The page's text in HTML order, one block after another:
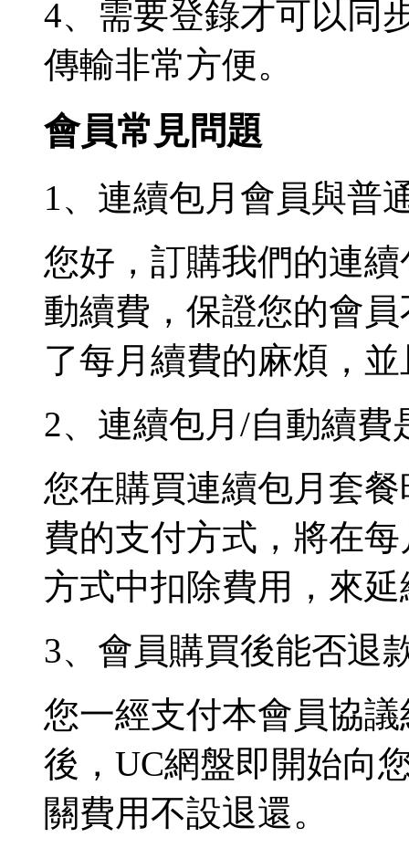
4、需要登錄才可以同
傳輸非常方便。
會員常見問題
1、連續包月會員與普
您好，訂購我們的連
動續費，保證您的會
了每月續費的麻煩，
2、連續包月/自動續費
您在購買連續包月套
費的支付方式，將在
方式中扣除費用，來
3、會員購買後能否退
您一經支付本會員協
後，UC網盤即開始向
關費用不設退還。